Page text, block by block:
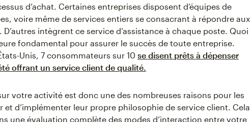
d’achat. Certaines entreprises disposent d’équipes de
voire même de services entiers se consacrant à répondre aux
intègrent ce service d’assistance à chaque poste. Quoi
fondamental pour assurer le succès de toute entreprise.
Unis, 7 consommateurs sur 10 se disent prêts à dépenser
offrant un service client de qualité.
votre activité est donc une des nombreuses raisons pour les
et d’implémenter leur propre philosophie de service client. Cela
une évaluation complète des modes d’interaction entre votre